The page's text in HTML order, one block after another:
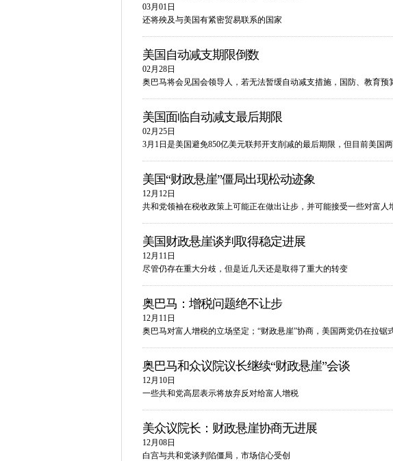
03月01日
还将殃及与美国有紧密贸易联系的国家
美国自动减支期限倒数
02月28日
奥巴马将会见国会领导人，若无法暂缓自动减支措施，国防、教育预
美国面临自动减支最后期限
02月25日
3月1日是美国避免850亿美元联邦开支削减的最后期限，但目前美国
美国“财政悬崖”僵局出现松动迹象
12月12日
共和党领袖在税收政策上可能正在做出让步，并可能接受一些对富人
美国财政悬崖谈判取得稳定进展
12月11日
尽管仍存在重大分歧，但是近几天还是取得了重大的转变
奥巴马：增税问题绝不让步
12月11日
奥巴马对富人增税的立场坚定；“财政悬崖”协商，美国两党仍在拉锯
奥巴马和众议院议长继续“财政悬崖”会谈
12月10日
一些共和党高层表示将放弃反对给富人增税
美众议院长：财政悬崖协商无进展
12月08日
白宫与共和党谈判陷僵局，市场信心受创